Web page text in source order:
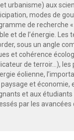
urbanisme) aux
modes de
de recherche
et de l’énergie. Les
sous un angle
et cohérence
de terroir…),
éolienne,
et économie,
et aux
par les